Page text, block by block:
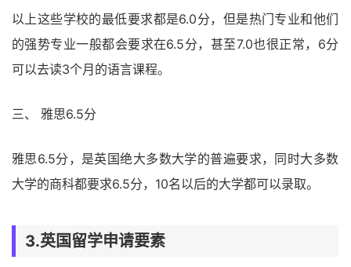
以上这些学校的最低要求都是6.0分，但是热门专业和他们
的强势专业一般都会要求在6.5分，甚至7.0也很正常，6分
可以去读3个月的语言课程。
三、 雅思6.5分
雅思6.5分，是英国绝大多数大学的普遍要求，同时大多数
大学的商科都要求6.5分，10名以后的大学都可以录取。
3.英国留学申请要素